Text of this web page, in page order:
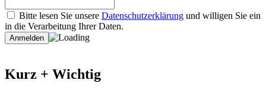
Bitte lesen Sie unsere Datenschutzerklärung und willigen Sie ein
in die Verarbeitung Ihrer Daten.
Kurz + Wichtig